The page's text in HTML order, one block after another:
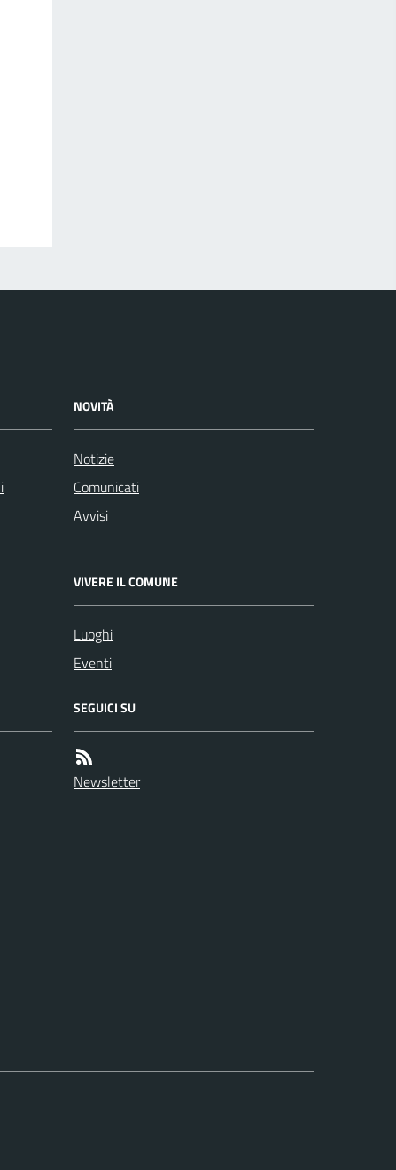
NOVITÀ
Notizie
Comunicati
Avvisi
VIVERE IL COMUNE
Luoghi
Eventi
SEGUICI SU
Newsletter